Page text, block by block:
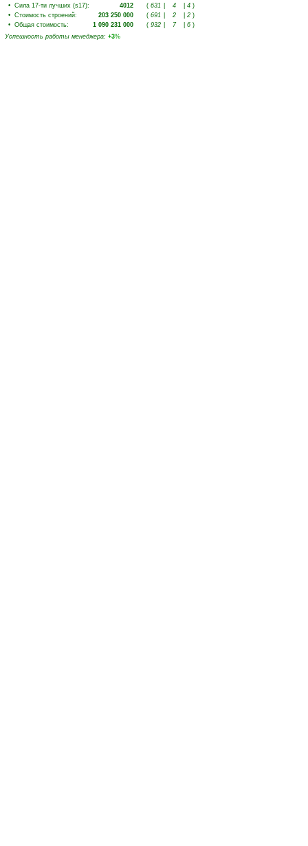
• Сила 17-ти лучших (s17): 4012 ( 631 4 4 )
• Стоимость строений: 203 250 000 ( 691 2 2 )
• Общая стоимость: 1 090 231 000 ( 932 7 6 )
Успешность работы менеджера: +3%